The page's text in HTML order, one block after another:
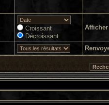
Croissant
Décroissant